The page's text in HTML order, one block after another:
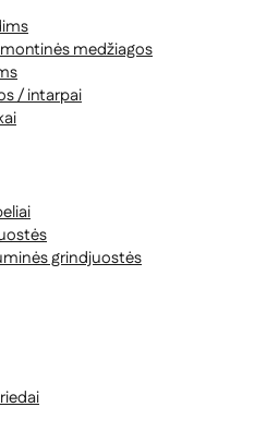
medžiagos
/ intarpai
grindjuostės